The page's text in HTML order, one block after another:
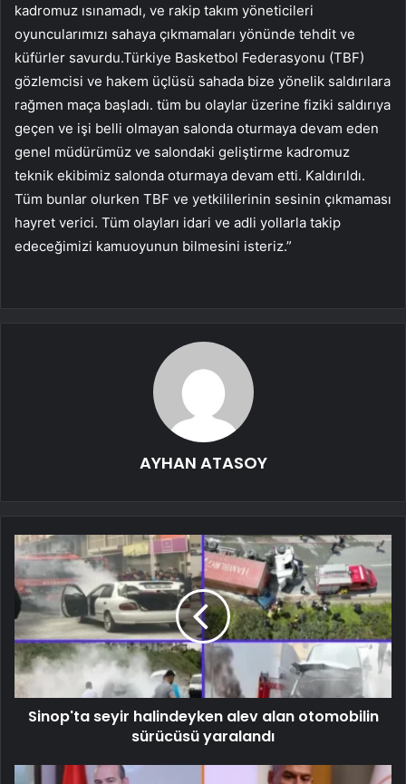
kadromuz ısınamadı, ve rakip takım yöneticileri
oyuncularımızı sahaya çıkmamaları yönünde tehdit ve
küfürler savurdu.Türkiye Basketbol Federasyonu (TBF)
gözlemcisi ve hakem üçlüsü sahada bize yönelik saldırılara
rağmen maça başladı. tüm bu olaylar üzerine fiziki saldırıya
geçen ve işi belli olmayan salonda oturmaya devam eden
genel müdürümüz ve salondaki geliştirme kadromuz
teknik ekibimiz salonda oturmaya devam etti. Kaldırıldı.
Tüm bunlar olurken TBF ve yetkililerinin sesinin çıkmaması
hayret verici. Tüm olayları idari ve adli yollarla takip
edeceğimizi kamuoyunun bilmesini isteriz.”
AYHAN ATASOY
Sinop'ta seyir halindeyken alev alan otomobilin
sürücüsü yaralandı